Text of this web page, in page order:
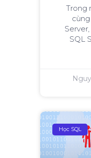
Trong
SQL
Học SQL